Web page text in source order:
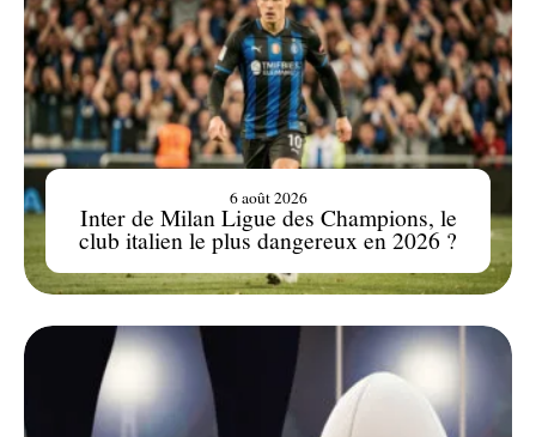
Inter de Milan Ligue des Champions, le
club italien le plus dangereux en 2026 ?
6 août 2026